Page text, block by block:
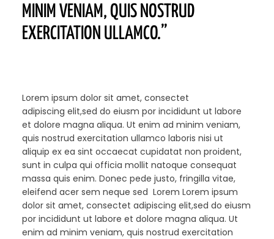
MINIM VENIAM, QUIS NOSTRUD
EXERCITATION ULLAMCO.”
Lorem ipsum dolor sit amet, consectet
adipiscing elit,sed do eiusm por incididunt ut labore
et dolore magna aliqua. Ut enim ad minim veniam,
quis nostrud exercitation ullamco laboris nisi ut
aliquip ex ea sint occaecat cupidatat non proident,
sunt in culpa qui officia mollit natoque consequat
massa quis enim. Donec pede justo, fringilla vitae,
eleifend acer sem neque sed Lorem Lorem ipsum
dolor sit amet, consectet adipiscing elit,sed do eiusm
por incididunt ut labore et dolore magna aliqua. Ut
enim ad minim veniam, quis nostrud exercitation